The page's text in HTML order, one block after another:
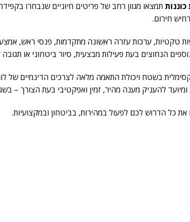
תמצאו מגוון רחב של פריטים חיוניים שנבחרו
חירום.
טקטיות, ערכות עזרה ראשונה מתקדמות, פנסי ראש,
הנחוצים בעת פעילות מבצעית, סיור ביטחוני או תגובה
בשטח ויכולת התאמה מלאה לצרכים הדינמיים של
להעניק מענה מהיר, זמין ואפקטיבי בעת הצורך –
כל הדרוש לכם לפעול במהירות, בביטחון ובמקצועיות.